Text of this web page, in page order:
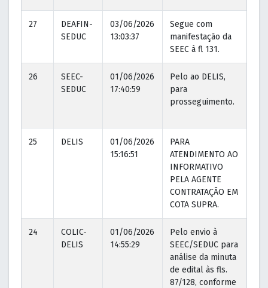
27
DEAFIN-
SEDUC
03/06/2026
13:03:37
Segue com
manifestação da
SEEC à fl 131.
26
SEEC-
SEDUC
01/06/2026
17:40:59
Pelo ao DELIS,
para
prosseguimento.
25 DELIS
01/06/2026
15:16:51
PARA
ATENDIMENTO AO
INFORMATIVO
PELA AGENTE
CONTRATAÇÃO EM
COTA SUPRA.
24
COLIC-
DELIS
01/06/2026
14:55:29
Pelo envio à
SEEC/SEDUC para
análise da minuta
de edital às fls.
87/128, conforme